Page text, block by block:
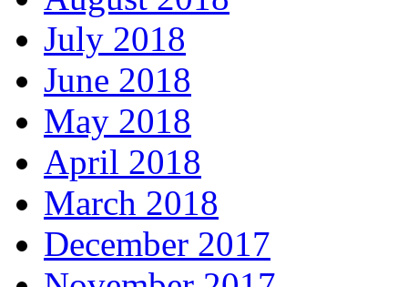
July 2018
June 2018
May 2018
April 2018
March 2018
December 2017